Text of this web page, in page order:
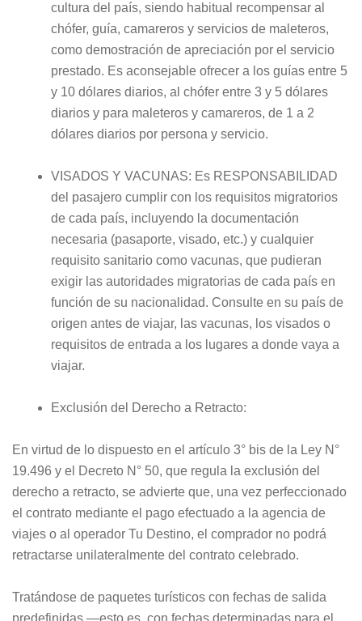
cultura del país, siendo habitual recompensar al
chófer, guía, camareros y servicios de maleteros,
como demostración de apreciación por el servicio
prestado. Es aconsejable ofrecer a los guías entre 5
y 10 dólares diarios, al chófer entre 3 y 5 dólares
diarios y para maleteros y camareros, de 1 a 2
dólares diarios por persona y servicio.
VISADOS Y VACUNAS: Es RESPONSABILIDAD
del pasajero cumplir con los requisitos migratorios
de cada país, incluyendo la documentación
necesaria (pasaporte, visado, etc.) y cualquier
requisito sanitario como vacunas, que pudieran
exigir las autoridades migratorias de cada país en
función de su nacionalidad. Consulte en su país de
origen antes de viajar, las vacunas, los visados o
requisitos de entrada a los lugares a donde vaya a
viajar.
Exclusión del Derecho a Retracto:
En virtud de lo dispuesto en el artículo 3° bis de la Ley N°
19.496 y el Decreto N° 50, que regula la exclusión del
derecho a retracto, se advierte que, una vez perfeccionado
el contrato mediante el pago efectuado a la agencia de
viajes o al operador Tu Destino, el comprador no podrá
retractarse unilateralmente del contrato celebrado.
Tratándose de paquetes turísticos con fechas de salida
predefinidas —esto es, con fechas determinadas para el